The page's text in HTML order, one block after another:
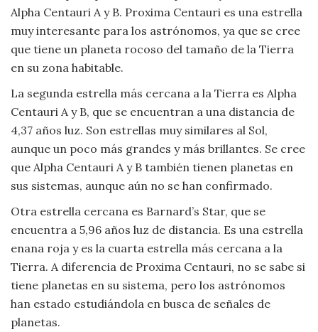
Alpha Centauri A y B. Proxima Centauri es una estrella
muy interesante para los astrónomos, ya que se cree
que tiene un planeta rocoso del tamaño de la Tierra
en su zona habitable.
La segunda estrella más cercana a la Tierra es Alpha
Centauri A y B, que se encuentran a una distancia de
4,37 años luz. Son estrellas muy similares al Sol,
aunque un poco más grandes y más brillantes. Se cree
que Alpha Centauri A y B también tienen planetas en
sus sistemas, aunque aún no se han confirmado.
Otra estrella cercana es Barnard’s Star, que se
encuentra a 5,96 años luz de distancia. Es una estrella
enana roja y es la cuarta estrella más cercana a la
Tierra. A diferencia de Proxima Centauri, no se sabe si
tiene planetas en su sistema, pero los astrónomos
han estado estudiándola en busca de señales de
planetas.